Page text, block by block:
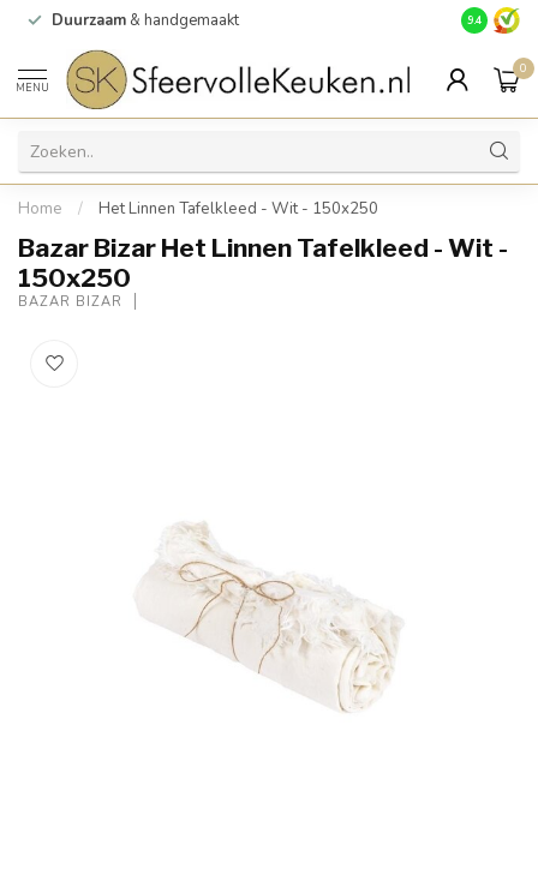
Duurzaam & handgemaakt Gratis
9.4
MENU
0
Home / Het Linnen Tafelkleed - Wit - 150x250
Bazar Bizar Het Linnen Tafelkleed - Wit -
150x250
BAZAR BIZAR